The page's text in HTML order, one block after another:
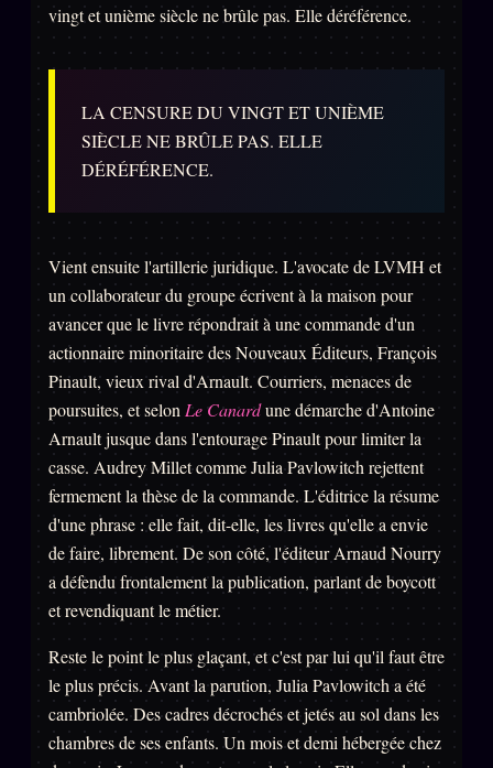
vingt et unième siècle ne brûle pas. Elle déréférence.
LA CENSURE DU VINGT ET UNIÈME
SIÈCLE NE BRÛLE PAS. ELLE
DÉRÉFÉRENCE.
Vient ensuite l'artillerie juridique. L'avocate de LVMH et
un collaborateur du groupe écrivent à la maison pour
avancer que le livre répondrait à une commande d'un
actionnaire minoritaire des Nouveaux Éditeurs, François
Pinault, vieux rival d'Arnault. Courriers, menaces de
poursuites, et selon Le Canardune démarche d'Antoine
Arnault jusque dans l'entourage Pinault pour limiter la
casse. Audrey Millet comme Julia Pavlowitch rejettent
fermement la thèse de la commande. L'éditrice la résume
d'une phrase : elle fait, dit-elle, les livres qu'elle a envie
de faire, librement. De son côté, l'éditeur Arnaud Nourry
a défendu frontalement la publication, parlant de boycott
et revendiquant le métier.
Reste le point le plus glaçant, et c'est par lui qu'il faut être
le plus précis. Avant la parution, Julia Pavlowitch a été
cambriolée. Des cadres décrochés et jetés au sol dans les
chambres de ses enfants. Un mois et demi hébergée chez